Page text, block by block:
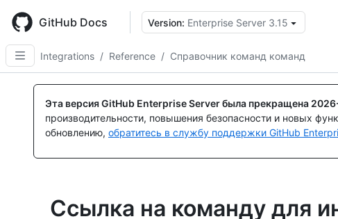
main
content
GitHub Docs Version: Enterprise Server 3.15
Integrations / Reference / Справочник команд команд
Эта версия GitHub Enterprise Server была прекращена
производительности, повышения безопасности и новых
обновлению, обратитесь в службу поддержки GitHub
Ссылка на команду для